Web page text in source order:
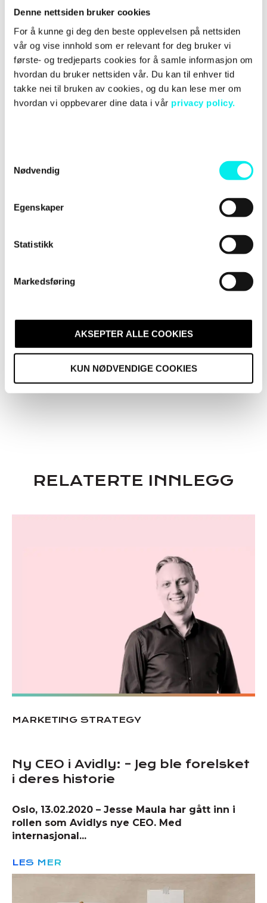
Denne nettsiden bruker cookies
For å kunne gi deg den beste opplevelsen på nettsiden
vår og vise innhold som er relevant for deg bruker vi
første- og tredjeparts cookies for å samle informasjon om
hvordan du bruker nettsiden vår. Du kan til enhver tid
takke nei til bruken av cookies, og du kan lese mer om
hvordan vi oppbevarer dine data i vår privacy policy.
Nødvendig
Egenskaper
Statistikk
Markedsføring
AKSEPTER ALLE COOKIES
KUN NØDVENDIGE COOKIES
markedsaktiviteter, utvikling av digitale strategier
og leadsgenererende aktiviteter. Med spesialister i
fem land er Avidly spesielt godt rustet for å bistå
virksomheter som jobber på tvers av landegrenser
og som ønsker å etablere seg i nye, internasjonale
markeder.
Kontaktinformasjon:
Rebecca P. van Vuuren, PR-ansvarlig i Avidly
Norge
rebecca.vuuren@avidlyagency.com
RELATERTE INNLEGG
MARKETING STRATEGY
Ny CEO i Avidly: – Jeg ble forelsket
i deres historie
Oslo, 13.02.2020 – Jesse Maula har gått inn i
rollen som Avidlys nye CEO. Med
internasjonal...
LES MER